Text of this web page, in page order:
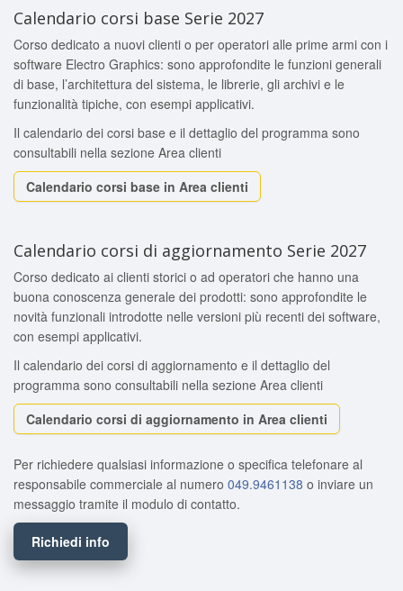
Calendario corsi base Serie 2027
Corso dedicato a nuovi clienti o per operatori alle prime armi con i
software Electro Graphics: sono approfondite le funzioni generali
di base, l’architettura del sistema, le librerie, gli archivi e le
funzionalità tipiche, con esempi applicativi.
Il calendario dei corsi base e il dettaglio del programma sono
consultabili nella sezione Area clienti
Calendario corsi base in Area clienti
Calendario corsi di aggiornamento Serie 2027
Corso dedicato ai clienti storici o ad operatori che hanno una
buona conoscenza generale dei prodotti: sono approfondite le
novità funzionali introdotte nelle versioni più recenti dei software,
con esempi applicativi.
Il calendario dei corsi di aggiornamento e il dettaglio del
programma sono consultabili nella sezione Area clienti
Calendario corsi di aggiornamento in Area clienti
Per richiedere qualsiasi informazione o specifica telefonare al
responsabile commerciale al numero 049.9461138 o inviare un
messaggio tramite il modulo di contatto.
Richiedi info